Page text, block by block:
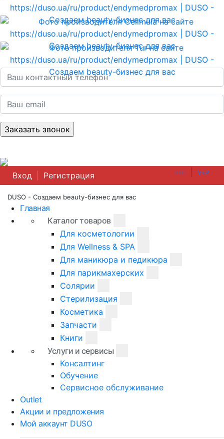
РУС УКР
Вход Регистрация
DUSO - Создаем beauty-бизнес для вас
Главная
Каталог товаров
Для косметологии
Для Wellness & SPA
Для маникюра и педикюра
Для парикмахерских
Солярии
Стерилизация
Косметика
Запчасти
Книги
Услуги и сервисы
Консалтинг
Обучение
Сервисное обслуживание
Outlet
Акции и предложения
Мой аккаунт DUSO